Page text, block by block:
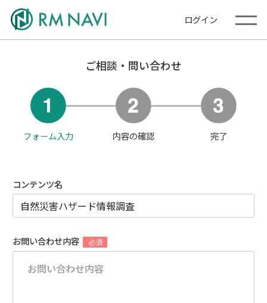
ログイン
ご相談・問い合わせ
フォーム入力 内容の確認 完了
コンテンツ名
お問い合わせ内容